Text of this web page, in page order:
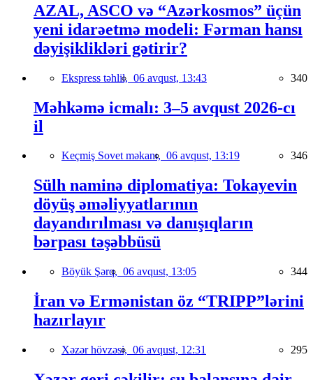
AZAL, ASCO və “Azərkosmos” üçün
yeni idarəetmə modeli: Fərman hansı
dəyişiklikləri gətirir?
Ekspress təhlil, 06 avqust, 13:43 340
Məhkəmə icmalı: 3–5 avqust 2026-cı
il
Keçmiş Sovet məkanı, 06 avqust, 13:19 346
Sülh naminə diplomatiya: Tokayevin
döyüş əməliyyatlarının
dayandırılması və danışıqların
bərpası təşəbbüsü
Böyük Şərq, 06 avqust, 13:05 344
İran və Ermənistan öz “TRIPP”lərini
hazırlayır
Xəzər hövzəsi, 06 avqust, 12:31 295